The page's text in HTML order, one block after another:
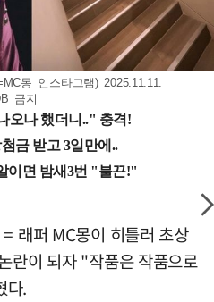
몽 인스타그램) 2025.11.11.
금지
래퍼 MC몽이 히틀러 초상
란이 되자 "작품은 작품으로
다.